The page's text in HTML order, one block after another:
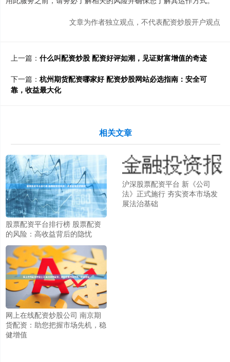
文章为作者独立观点，不代表配资炒股开户观点
上一篇： 什么叫配资炒股 配资好评如潮，见证财富增值的奇迹
下一篇： 杭州期货配资哪家好 配资炒股网站必选指南：安全可
靠，收益最大化
相关文章
股票配资平台排行榜 股票配资
的风险：高收益背后的隐忧
沪深股票配资平台 新《公司
法》正式施行 夯实资本市场发
展法治基础
网上在线配资炒股公司 南京期
货配资：助您把握市场先机，稳
健增值